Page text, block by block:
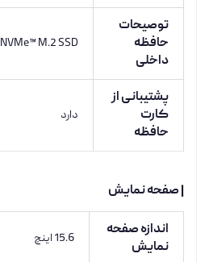
توصیحات
حافظه
داخلی
NVMe™ M.2 SSD
پشتیبانی از
کارت
حافظه
دارد
| صفحه نمایش
اندازه صفحه
نمایش
15.6 اینچ